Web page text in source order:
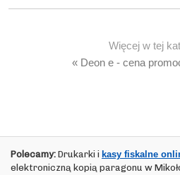
Więcej w tej
« Deon e - cena
Polecamy: Drukarki i kasy fiskalne
elektroniczną kopią paragonu w